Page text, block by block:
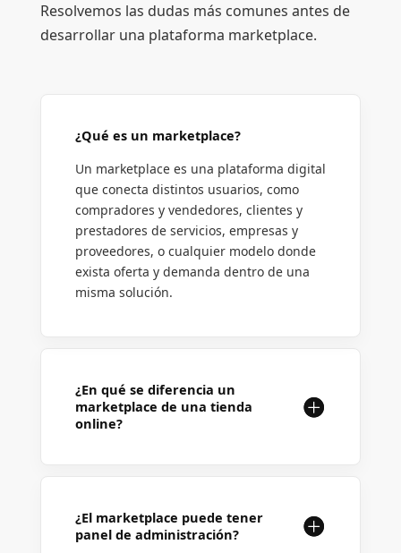
Resolvemos las dudas más comunes antes de
desarrollar una plataforma marketplace.
¿Qué es un marketplace?
Un marketplace es una plataforma digital
que conecta distintos usuarios, como
compradores y vendedores, clientes y
prestadores de servicios, empresas y
proveedores, o cualquier modelo donde
exista oferta y demanda dentro de una
misma solución.
¿En qué se diferencia un
marketplace de una tienda
online?
¿El marketplace puede tener
panel de administración?